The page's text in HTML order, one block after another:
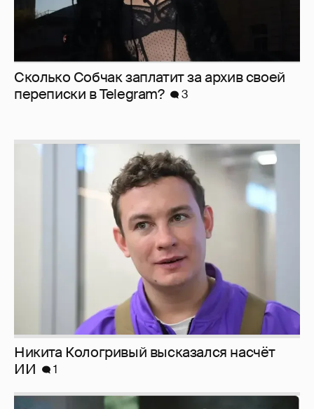
Сколько Собчак заплатит за архив своей
перeписки в Telegram?
3
Никита Кологривый высказался насчёт
ИИ
1